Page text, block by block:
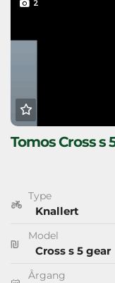
2
Tomos Cross s
Type
Knallert
Model
Cross s 5 gear
Årgang